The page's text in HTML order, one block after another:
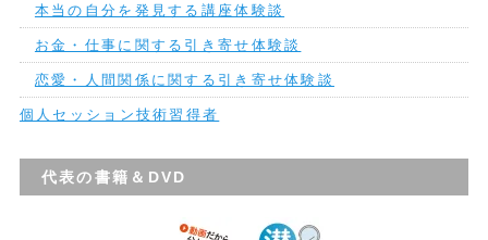
本当の自分を発見する講座体験談
お金・仕事に関する引き寄せ体験談
恋愛・人間関係に関する引き寄せ体験談
個人セッション技術習得者
代表の書籍＆DVD